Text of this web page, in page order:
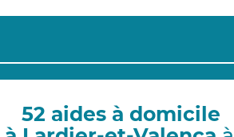
52 aides à domicile